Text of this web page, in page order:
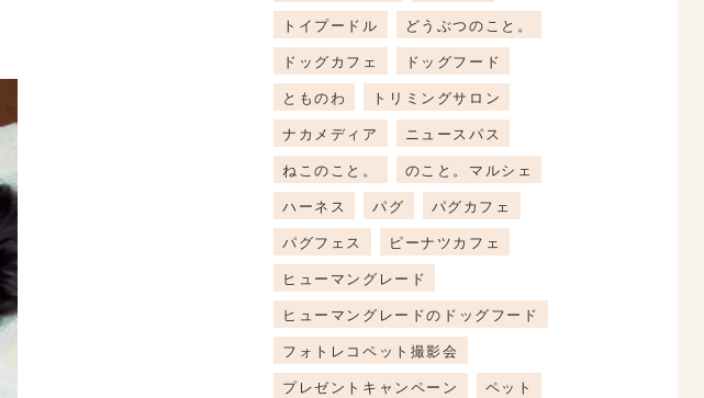
トイプードル
どうぶつのこと。
ドッグカフェ
ドッグフード
とものわ
トリミングサロン
ナカメディア
ニュースパス
ねこのこと。
のこと。マルシェ
ハーネス
パグ
パグカフェ
パグフェス
ピーナツカフェ
ヒューマングレード
ヒューマングレードのドッグフード
フォトレコペット撮影会
プレゼントキャンペーン
ペット